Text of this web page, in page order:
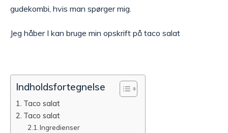
gudekombi, hvis man spørger mig.
Jeg håber I kan bruge min opskrift på taco salat
Indholdsfortegnelse
Taco salat
Taco salat
Ingredienser